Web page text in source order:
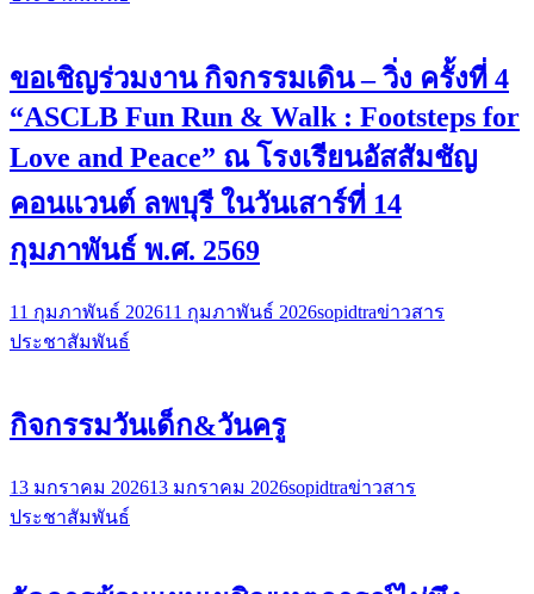
ขอเชิญร่วมงาน กิจกรรมเดิน – วิ่ง ครั้งที่ 4
“ASCLB Fun Run & Walk : Footsteps for
Love and Peace” ณ โรงเรียนอัสสัมชัญ
คอนแวนต์ ลพบุรี ในวันเสาร์ที่ 14
กุมภาพันธ์ พ.ศ. 2569
11 กุมภาพันธ์ 202611 กุมภาพันธ์ 2026sopidtraข่าวสาร
ประชาสัมพันธ์
กิจกรรมวันเด็ก&วันครู
13 มกราคม 202613 มกราคม 2026sopidtraข่าวสาร
ประชาสัมพันธ์